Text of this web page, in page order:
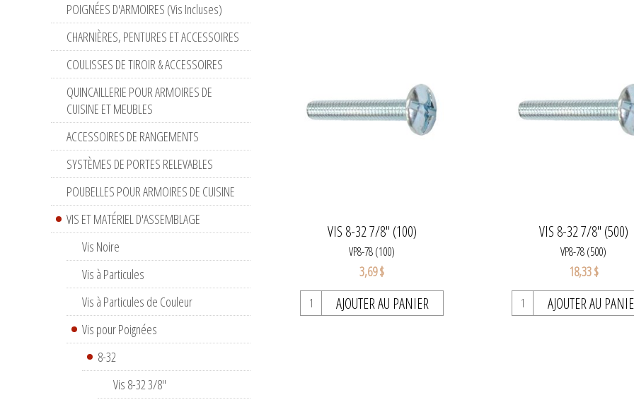
VIS 8-32 7/8" (100)
VP8-78 (100)
3,69 $
AJOUTER AU PANIER
VIS 8-32 7/8" (500)
VP8-78 (500)
18,33 $
AJOUTER AU
POIGNÉES D'ARMOIRES (Vis Incluses)
CHARNIÈRES, PENTURES ET ACCESSOIRES
COULISSES DE TIROIR & ACCESSOIRES
QUINCAILLERIE POUR ARMOIRES DE
CUISINE ET MEUBLES
ACCESSOIRES DE RANGEMENTS
SYSTÈMES DE PORTES RELEVABLES
POUBELLES POUR ARMOIRES DE CUISINE
VIS ET MATÉRIEL D'ASSEMBLAGE
Vis Noire
Vis à Particules
Vis à Particules de Couleur
Vis pour Poignées
8-32
Vis 8-32 3/8"